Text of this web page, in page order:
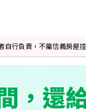
行負責，不屬信義房屋